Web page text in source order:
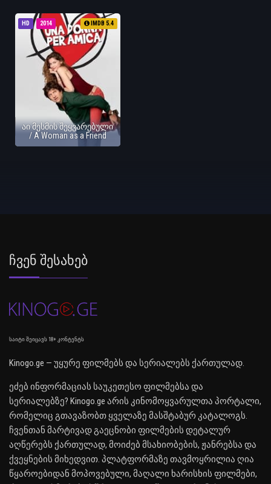
HD 2014 IMDB 5.4
აი მესმის შეყვარებული
/ A Woman as a Friend
Ჩვენ Შესახებ
საიტი შეიცავს 18+ კონტენტს
Kinogo.ge — უყურე ფილმებს და სერიალებს ქართულად.
ეძებ ინფორმაციას საუკეთესო ფილმებსა და
სერიალებზე? Kinogo.ge არის კინომოყვარულთა პორტალი,
რომელიც გთავაზობთ ყველაზე მასშტაბურ კატალოგს.
ჩვენთან მარტივად გაეცნობი ფილმების დეტალურ
აღწერებს ქართულად, მოიძებ მსახიობების, ჟანრებსა და
ქვეყნების მიხედვით. პლატფორმაზე თავმოყრილია ღია
წყაროებიდან მოპოვებული, მაღალი ხარისხის ფილმები,